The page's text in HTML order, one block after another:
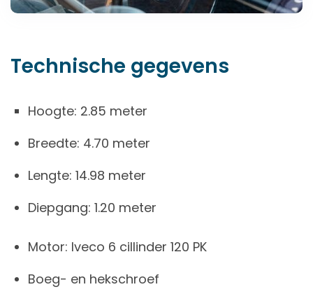
Technische gegevens
Hoogte: 2.85 meter
Breedte: 4.70 meter
Lengte: 14.98 meter
Diepgang: 1.20 meter
Motor: Iveco 6 cillinder 120 PK
Boeg- en hekschroef